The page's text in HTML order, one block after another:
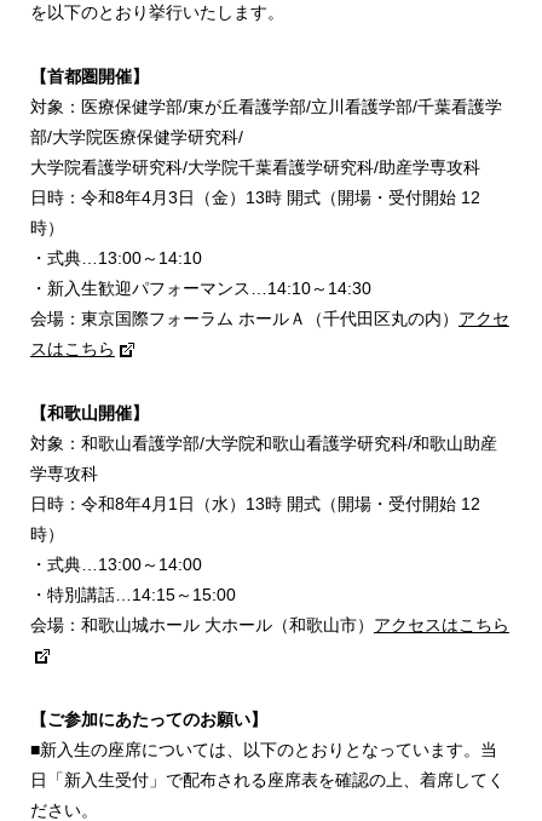
を以下のとおり挙行いたします。
【首都圏開催】
対象：医療保健学部/東が丘看護学部/立川看護学部/千葉看護学
部/大学院医療保健学研究科/
大学院看護学研究科/大学院千葉看護学研究科/助産学専攻科
日時：令和8年4月3日（金）13時 開式（開場・受付開始 12
時）
・式典…13:00～14:10
・新入生歓迎パフォーマンス…14:10～14:30
会場：東京国際フォーラム ホールＡ（千代田区丸の内） アクセ
スはこちら
【和歌山開催】
対象：和歌山看護学部/大学院和歌山看護学研究科/和歌山助産
学専攻科
日時：令和8年4月1日（水）13時 開式（開場・受付開始 12
時）
・式典…13:00～14:00
・特別講話…14:15～15:00
会場：和歌山城ホール 大ホール（和歌山市） アクセスはこちら
【ご参加にあたってのお願い】
■新入生の座席については、以下のとおりとなっています。当
日「新入生受付」で配布される座席表を確認の上、着席してく
ださい。